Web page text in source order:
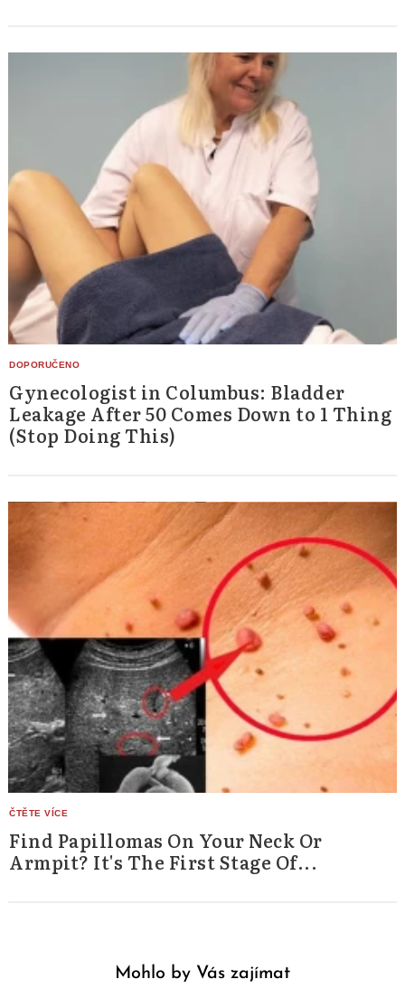
Gynecologist in Columbus: Bladder
Leakage After 50 Comes Down to 1 Thing
(Stop Doing This)
Find Papillomas On Your Neck Or
Armpit? It's The First Stage Of...
Mohlo by Vás zajímat